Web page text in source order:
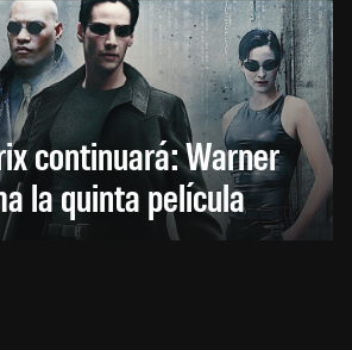
continuará: Warner
la quinta película